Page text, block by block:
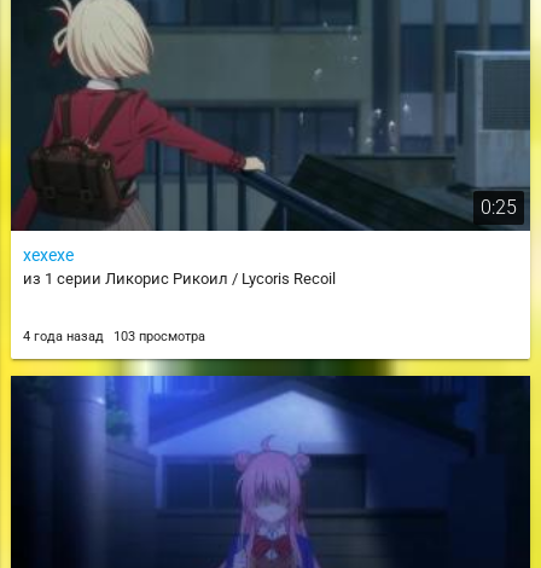
0:25
хехехе
из 1 серии Ликорис Рикоил / Lycoris Recoil
4 года назад 103 просмотра